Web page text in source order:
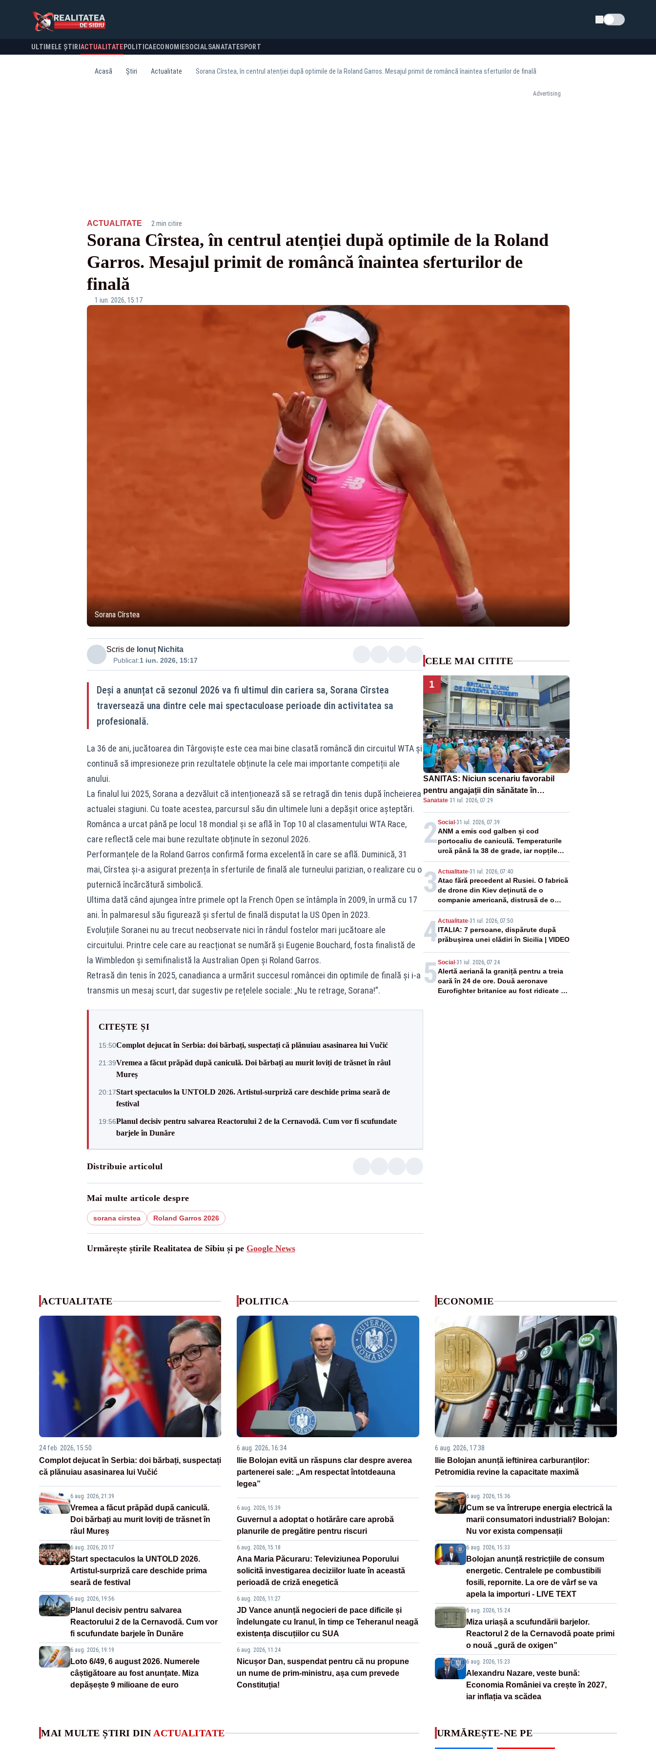
Schimba tema
ULTIMELE ȘTIRI ACTUALITATE POLITICA ECONOMIESOCIALSANATATESPORT
Acasă Știri Actualitate Sorana Cîrstea, în centrul atenției după optimile de la Roland Garros. Mesajul primit de româncă înaintea sferturilor de finală
Advertising
ACTUALITATE· 2 min citire
Sorana Cîrstea, în centrul atenției după optimile de la Roland
Garros. Mesajul primit de româncă înaintea sferturilor de
finală
1 iun. 2026, 15:17
Sorana Cîrstea
Scris de Ionuț Nichita
Publicat:1 iun. 2026, 15:17
Deși a anunțat că sezonul 2026 va fi ultimul din cariera sa, Sorana Cîrstea
traversează una dintre cele mai spectaculoase perioade din activitatea sa
profesională.
La 36 de ani, jucătoarea din Târgoviște este cea mai bine clasată româncă din circuitul WTA și
continuă să impresioneze prin rezultatele obținute la cele mai importante competiții ale
anului.
La finalul lui 2025, Sorana a dezvăluit că intenționează să se retragă din tenis după încheierea
actualei stagiuni. Cu toate acestea, parcursul său din ultimele luni a depășit orice așteptări.
Românca a urcat până pe locul 18 mondial și se află în Top 10 al clasamentului WTA Race,
care reflectă cele mai bune rezultate obținute în sezonul 2026.
Performanțele de la Roland Garros confirmă forma excelentă în care se află. Duminică, 31
mai, Cîrstea și-a asigurat prezența în sferturile de finală ale turneului parizian, o realizare cu o
puternică încărcătură simbolică.
Ultima dată când ajungea între primele opt la French Open se întâmpla în 2009, în urmă cu 17
ani. În palmaresul său figurează și sfertul de finală disputat la US Open în 2023.
Evoluțiile Soranei nu au trecut neobservate nici în rândul fostelor mari jucătoare ale
circuitului. Printre cele care au reacționat se numără și Eugenie Bouchard, fosta finalistă de
la Wimbledon și semifinalistă la Australian Open și Roland Garros.
Retrasă din tenis în 2025, canadianca a urmărit succesul româncei din optimile de finală și i-a
transmis un mesaj scurt, dar sugestiv pe rețelele sociale: „Nu te retrage, Sorana!”.
CITEȘTE ȘI
15:50Complot dejucat în Serbia: doi bărbați, suspectați că plănuiau asasinarea lui Vučić
21:39Vremea a făcut prăpăd după caniculă. Doi bărbați au murit loviți de trăsnet în râul
Mureș
20:17Start spectaculos la UNTOLD 2026. Artistul-surpriză care deschide prima seară de
festival
19:56Planul decisiv pentru salvarea Reactorului 2 de la Cernavodă. Cum vor fi scufundate
barjele în Dunăre
Distribuie articolul
Mai multe articole despre
sorana cirstea Roland Garros 2026
Urmărește știrile Realitatea de Sibiu și pe Google News
CELE MAI CITITE
1
SANITAS: Niciun scenariu favorabil
pentru angajații din sănătate în
proiectul Legii salarizării
Sanatate·31 iul. 2026, 07:29
2Social -31 iul. 2026, 07:39
ANM a emis cod galben și cod
portocaliu de caniculă. Temperaturile
urcă până la 38 de grade, iar nopțile
devin tropicale
3 Actualitate-31 iul. 2026, 07:40
Atac fără precedent al Rusiei. O fabrică
de drone din Kiev deținută de o
companie americană, distrusă de o
rachetă rusească
4Actualitate-31 iul. 2026, 07:50
ITALIA: 7 persoane, dispărute după
prăbușirea unei clădiri în Sicilia | VIDEO
5 Social -31 iul. 2026, 07:24
Alertă aeriană la graniță pentru a treia
oară în 24 de ore. Două aeronave
Eurofighter britanice au fost ridicate de
ACTUALITATE
24 feb. 2026, 15:50
Complot dejucat în Serbia: doi bărbați, suspectați
că plănuiau asasinarea lui Vučić
6 aug. 2026, 21:39
Vremea a făcut prăpăd după caniculă.
Doi bărbați au murit loviți de trăsnet în
râul Mureș
6 aug. 2026, 20:17
Start spectaculos la UNTOLD 2026.
Artistul-surpriză care deschide prima
seară de festival
6 aug. 2026, 19:56
Planul decisiv pentru salvarea
Reactorului 2 de la Cernavodă. Cum vor
fi scufundate barjele în Dunăre
6 aug. 2026, 19:19
Loto 6/49, 6 august 2026. Numerele
câștigătoare au fost anunțate. Miza
depășește 9 milioane de euro
POLITICA
6 aug. 2026, 16:34
Ilie Bolojan evită un răspuns clar despre averea
partenerei sale: „Am respectat întotdeauna
legea”
6 aug. 2026, 15:39
Guvernul a adoptat o hotărâre care aprobă
planurile de pregătire pentru riscuri
6 aug. 2026, 15:18
Ana Maria Păcuraru: Televiziunea Poporului
solicită investigarea deciziilor luate în această
perioadă de criză enegetică
6 aug. 2026, 11:27
JD Vance anunță negocieri de pace dificile și
îndelungate cu Iranul, în timp ce Teheranul neagă
existența discuțiilor cu SUA
6 aug. 2026, 11:24
Nicușor Dan, suspendat pentru că nu propune
un nume de prim-ministru, așa cum prevede
Constituția!
ECONOMIE
6 aug. 2026, 17:38
Ilie Bolojan anunță ieftinirea carburanților:
Petromidia revine la capacitate maximă
6 aug. 2026, 15:36
Cum se va întrerupe energia electrică la
marii consumatori industriali? Bolojan:
Nu vor exista compensații
6 aug. 2026, 15:33
Bolojan anunță restricțiile de consum
energetic. Centralele pe combustibili
fosili, repornite. La ore de vârf se va
apela la importuri - LIVE TEXT
6 aug. 2026, 15:24
Miza uriașă a scufundării barjelor.
Reactorul 2 de la Cernavodă poate primi
o nouă „gură de oxigen”
6 aug. 2026, 15:23
Alexandru Nazare, veste bună:
Economia României va crește în 2027,
iar inflația va scădea
MAI MULTE ȘTIRI DIN ACTUALITATE URMĂREȘTE-NE PE